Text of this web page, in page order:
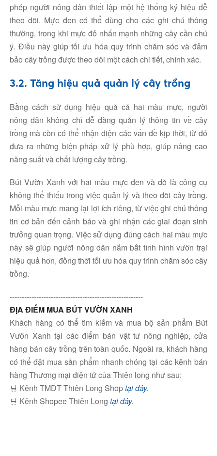
phép người nông dân thiết lập một hệ thống ký hiệu dễ
theo dõi. Mực đen có thể dùng cho các ghi chú thông
thường, trong khi mực đỏ nhấn mạnh những cây cần chú
ý. Điều này giúp tối ưu hóa quy trình chăm sóc và đảm
bảo cây trồng được theo dõi một cách chi tiết, chính xác.
3.2. Tăng hiệu quả quản lý cây trồng
Bằng cách sử dụng hiệu quả cả hai màu mực, người
nông dân không chỉ dễ dàng quản lý thông tin về cây
trồng mà còn có thể nhận diện các vấn đề kịp thời, từ đó
đưa ra những biện pháp xử lý phù hợp, giúp nâng cao
năng suất và chất lượng cây trồng.
Bút Vườn Xanh với hai màu mực đen và đỏ là công cụ
không thể thiếu trong việc quản lý và theo dõi cây trồng.
Mỗi màu mực mang lại lợi ích riêng, từ việc ghi chú thông
tin cơ bản đến cảnh báo và ghi nhận các giai đoạn sinh
trưởng quan trọng. Việc sử dụng đúng cách hai màu mực
này sẽ giúp người nông dân nắm bắt tình hình vườn trại
hiệu quả hơn, đồng thời tối ưu hóa quy trình chăm sóc cây
trồng.
-------------------------------------------------------
ĐỊA ĐIỂM MUA BÚT VƯỜN XANH
Khách hàng có thể tìm kiếm và mua bộ sản phẩm Bút
Vườn Xanh tại các điểm bán vật tư nông nghiệp, cửa
hàng bán cây trồng trên toàn quốc. Ngoài ra, khách hàng
có thể đặt mua sản phẩm nhanh chóng tại các kênh bán
hàng Thương mại điện tử của Thiên long như sau:
🛒 Kênh TMĐT Thiên Long Shoptại đây.
🛒 Kênh Shopee Thiên Long tại đây.